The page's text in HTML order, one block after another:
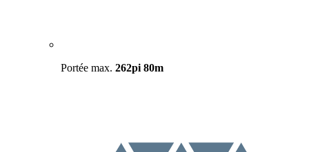
Portée max. 262pi 80m